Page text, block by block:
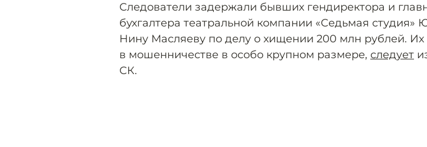
Следователи задержали бывших гендиректора и
бухгалтера театральной компании «Седьмая студия»
Нину Масляеву по делу о хищении 200 млн рублей.
в мошенничестве в особо крупном размере, следует
СК.